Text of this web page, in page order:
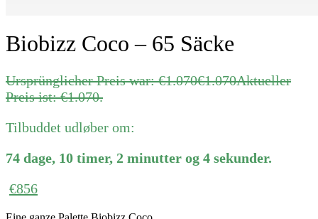
Biobizz Coco – 65 Säcke
Ursprünglicher Preis war: €1.070€1.070Aktueller
Preis ist: €1.070.
Tilbuddet udløber om:
74 dage, 10 timer, 2 minutter og 4 sekunder.
€856